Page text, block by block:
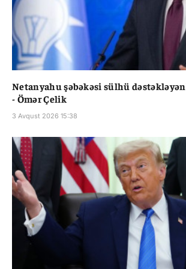
Netanyahu şəbəkəsi sülhü
- Ömər Çelik
3 Avqust 2026 15:38